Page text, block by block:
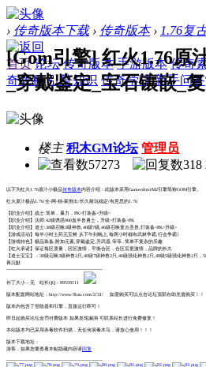
› 传奇版本下载 › 传奇版本 › 1.76复
首页 论坛 传奇版本 手游版本 传奇
奇教程 引擎知识 传奇学院 新手问答
[Gom引擎] 红火1.76原
_穿戴鉴定_宝石镶嵌_
楼主 积木GM论坛 管理员
57273
318
以下为红火1.76原汁小极品传奇版本内容介绍：此版本采用GameofmirM2引擎简称GOM引擎。
红火原汁极品1.76/全-网-独-家推出/长久耐玩稳定/有意思的1.76
【职业介绍】战士:简单，暴力，PK>打装备>升级>
【职业介绍】法师:42级诱惑900血半兽勇士，升级>打装备>PK
【职业介绍】道士:38级召唤3级神兽,40级7级,46级召唤复古圣兽,打装备>PK>升级>
【游戏活动】每半小时土药元宝树 从下午到晚上,每两小时都有武林争霸,行会争霸》
【游戏特色】极品装备,附加元素,穿戴鉴定,升武器,等等..简单不复杂的乐趣
【红火承诺】保证每区质量，区区激情，平衡合区，合区后更激情，品牌的长久
【道士宝宝】：38级召唤3级神兽2只,40级7级神兽2只,46级强化神兽2只,48级5级强化神兽2只
再沉默
-------------------------------------------------------------
补丁大小：无 站长QQ：89559111
版本配套网站地址：http://www.9luu.com/2/31/ 如需购买可以点击论坛顶部自助充值购买！！
版本内包含了登陆器和引擎，直接运行即可！
即日起购买论坛金币付费版本 如果发现漏洞 可联系站长进行免费修复！
本站版本均已采用杀毒软件扫描，无任何病毒木马，请放心使用！！！
版本下载地址：
游客，如果您要查看本帖隐藏内容请回复
-------------------------------------------------------------